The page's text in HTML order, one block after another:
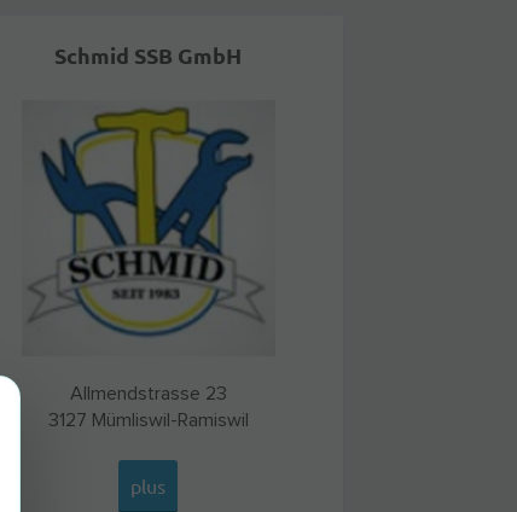
Schmid SSB GmbH
Allmendstrasse 23
3127 Mümliswil-Ramiswil
plus